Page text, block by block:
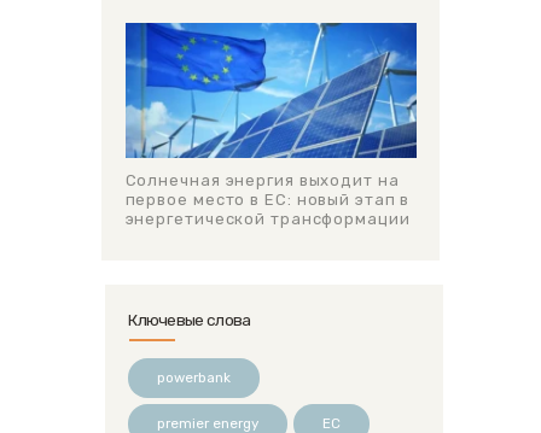
Солнечная энергия выходит на
первое место в ЕС: новый этап в
энергетической трансформации
Ключевые слова
powerbank
premier energy ЕС